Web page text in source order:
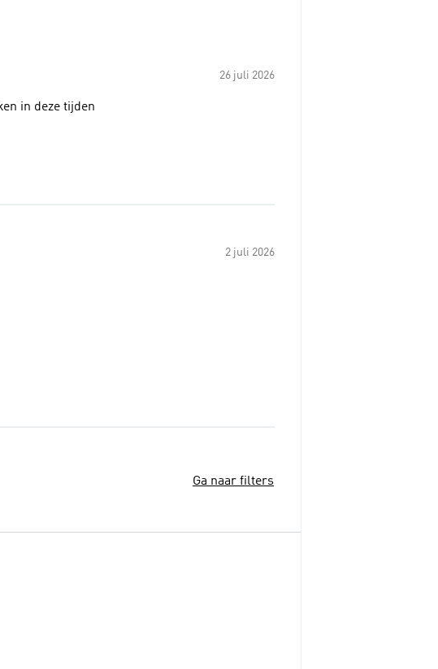
26 juli 2026
in deze tijden
2 juli 2026
Ga naar filters